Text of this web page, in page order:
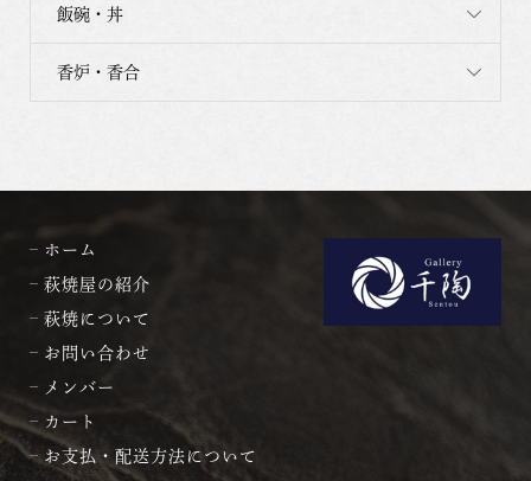
飯碗・丼
香炉・香合
ホーム
萩焼屋の紹介
萩焼について
お問い合わせ
メンバー
カート
お支払・配送方法について